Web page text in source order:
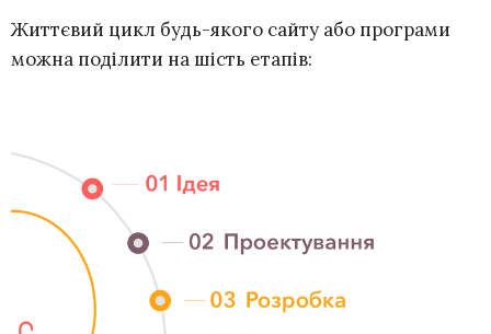
Життєвий цикл будь-якого сайту або програми
можна поділити на шість етапів: